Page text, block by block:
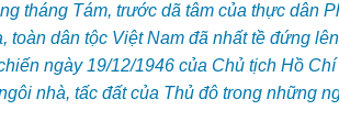
tháng Tám, trước dã tâm của thực dân
toàn dân tộc Việt Nam đã nhất tề đứng
ngày 19/12/1946 của Chủ tịch Hồ
nhà, tấc đất của Thủ đô trong những